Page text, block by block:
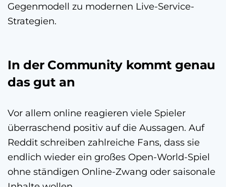
Gegenmodell zu modernen Live-Service-
Strategien.
In der Community kommt genau
das gut an
Vor allem online reagieren viele Spieler
überraschend positiv auf die Aussagen. Auf
Reddit schreiben zahlreiche Fans, dass sie
endlich wieder ein großes Open-World-Spiel
ohne ständigen Online-Zwang oder saisonale